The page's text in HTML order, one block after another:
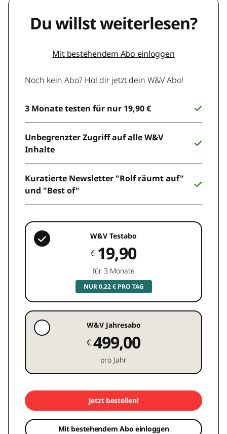
Du willst weiterlesen?
Mit bestehendem Abo einloggen
Noch kein Abo? Hol dir jetzt dein W&V Abo!
3 Monate testen für nur 19,90 €
Unbegrenzter Zugriff auf alle W&V
Inhalte
Kuratierte Newsletter "Rolf räumt auf"
und "Best of"
W&V Testabo
€ 19,90
für 3 Monate
NUR 0,22 € PRO TAG
W&V Jahresabo
€499,00
pro Jahr
Jetzt bestellen!
Mit bestehendem Abo einloggen